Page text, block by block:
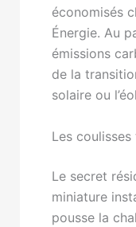
économisés
Énergie. Au
émissions
de la
solaire ou
Les
Le secret
miniature
pousse la